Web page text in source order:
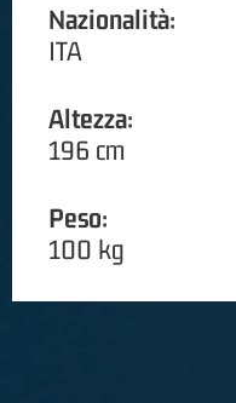
Nazionalità:
ITA
Altezza:
196 cm
Peso:
100 kg